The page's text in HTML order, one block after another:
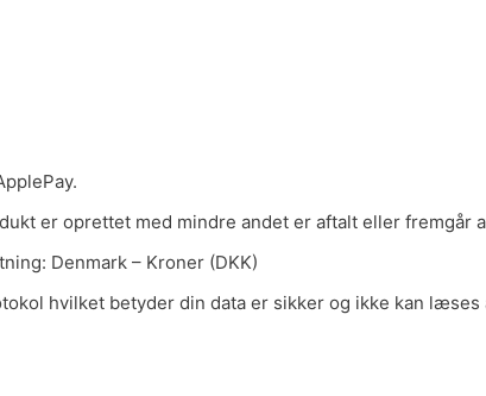
er oprettet med mindre andet er aftalt eller fremgår
Denmark – Kroner (DKK)
hvilket betyder din data er sikker og ikke kan læses